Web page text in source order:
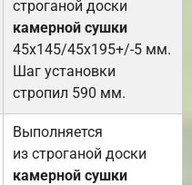
строганой доски
камерной сушки
45х145/45х195+/-5 мм.
Шаг установки
стропил 590 мм.
Выполняется
из строганой доски
камерной сушки